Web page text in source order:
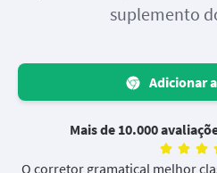
suplemento
Adicionar
Mais de 10.000
O corretor gramatical melhor